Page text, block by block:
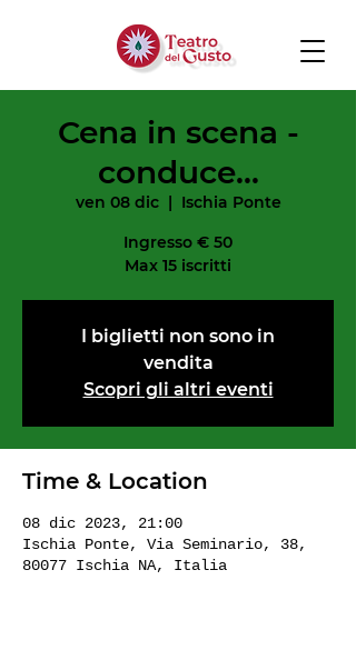
Cena in scena -
conduce...
ven 08 dic
  |
Ischia Ponte
Ingresso € 50
Max 15 iscritti
I biglietti non sono in
vendita
Scopri gli altri eventi
Time & Location
08 dic 2023, 21:00
Ischia Ponte, Via Seminario, 38,
80077 Ischia NA, Italia